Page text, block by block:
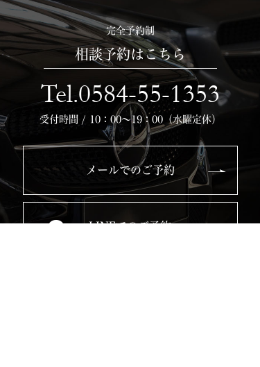
完全予約制
相談予約はこちら
Tel.0584-55-1353
受付時間 / 10：00～19：00（水曜定休）
メールでのご予約
LINEでのご予約